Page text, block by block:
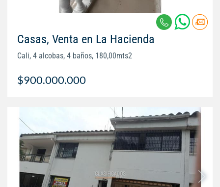
Casas, Venta en La Hacienda
Cali, 4 alcobas, 4 baños, 180,00mts2
$900.000.000